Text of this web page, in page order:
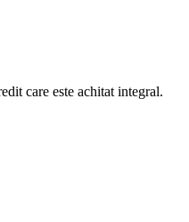
care este achitat integral.